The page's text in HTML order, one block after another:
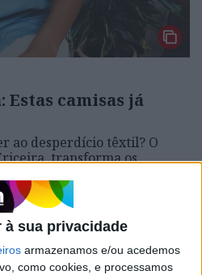
à sua privacidade
armazenamos e/ou acedemos
como cookies, e processamos
Estas camisas já
ao desperdício têxtil? O
transforma os
e de edição limitada
Se7e